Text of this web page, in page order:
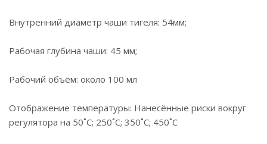
Внутренний диаметр чаши тигеля: 54мм;
Рабочая глубина чаши: 45 мм;
Рабочий объём: около 100 мл
Отображение температуры: Нанесённые риски вокруг
регулятора на 50˚С; 250˚С; 350˚С; 450˚С